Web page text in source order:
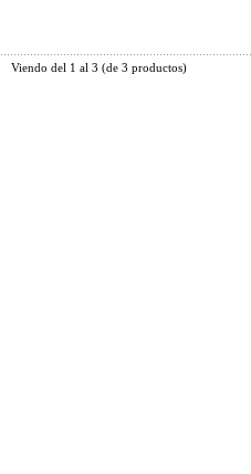
Viendo del 1 al 3 (de 3 productos)